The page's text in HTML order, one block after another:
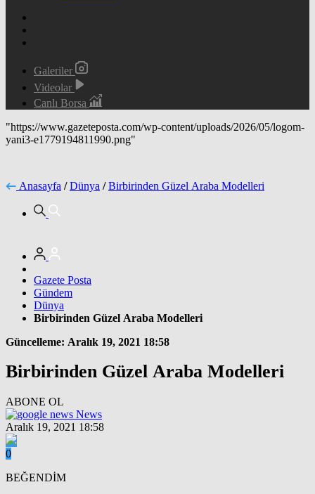
Galeriler
Videolar
Canlı Borsa
"https://www.gazeteposta.com/wp-content/uploads/2026/05/logom-
yani3-e1779194811990.png"
Anasayfa / Dünya / Birbirinden Güzel Araba Modelleri
Gazete Posta
Gündem
Dünya
Birbirinden Güzel Araba Modelleri
Güncelleme: Aralık 19, 2021 18:58
Birbirinden Güzel Araba Modelleri
ABONE OL
News
Aralık 19, 2021 18:58
0
BEĞENDİM